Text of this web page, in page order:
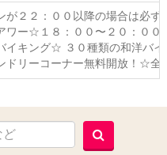
が２２：００以降の場合は必ず
ワー☆１８：００〜２０：０
イキング☆ ３０種類の和洋バイ
ドリーコーナー無料開放！☆全